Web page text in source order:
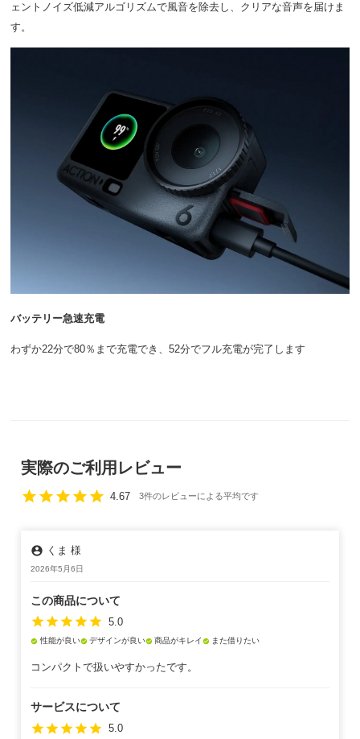
ェントノイズ低減アルゴリズムで風音を除去し、クリアな音声を届けま
す。
バッテリー急速充電
わずか22分で80％まで充電でき、52分でフル充電が完了します
実際のご利用レビュー
starstarstarstarstar 4.67 3件のレビューによる平均です
account_circle くま 様
2026年5月6日
この商品について
star star star star star 5.0
check_circle 性能が良いcheck_circle デザインが良いcheck_circle 商品がキレイ check_circle また借りたい
コンパクトで扱いやすかったです。
サービスについて
star star star star star 5.0